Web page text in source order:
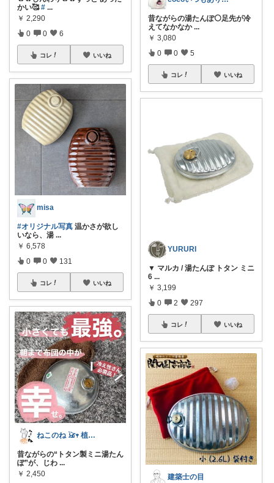
かい🥰# ...
￥ 2,290
0 0 6
コレ いいね
misa
#オリジナル写真 温かさが欲し
いなら、湯 ...
￥ 6,578
0 0 131
コレ いいね
ねこのね 𓃠𖥧 植物と暮らす
昔ながらの“トタン製ミニ湯たん
ぽ”が、じわ ...
￥ 2,450
昔ながらの湯たんぽ⚪️足先が冷
えてなかなか ...
￥ 3,080
0 0 5
コレ いいね
YURURI
▼ マルカ / 湯たんぽ トタン ミニ
6 ...
￥ 3,199
0 2 297
コレ いいね
建築士の目